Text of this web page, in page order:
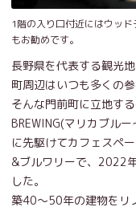
1階の入り口付近にはウッ
もお勧めです。
長野県を代表する観光
町周辺はいつも多くの
そんな門前町に立地す
BREWING(マリカブル
に先駆けてカフェスペ
&ブルワリーで、2022
した。
築40～50年の建物をリ